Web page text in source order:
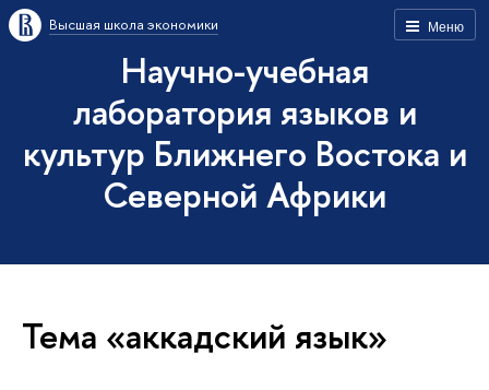
Меню
Высшая школа экономики
Научно-учебная
лаборатория языков и
культур Ближнего Востока и
Северной Африки
Тема «аккадский язык»